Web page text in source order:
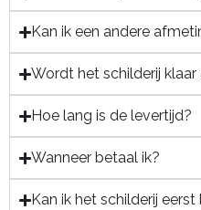
Kan ik een andere
Wordt het schilderij
Hoe lang is de levertijd?
Wanneer betaal ik?
Kan ik het schilderij eerst